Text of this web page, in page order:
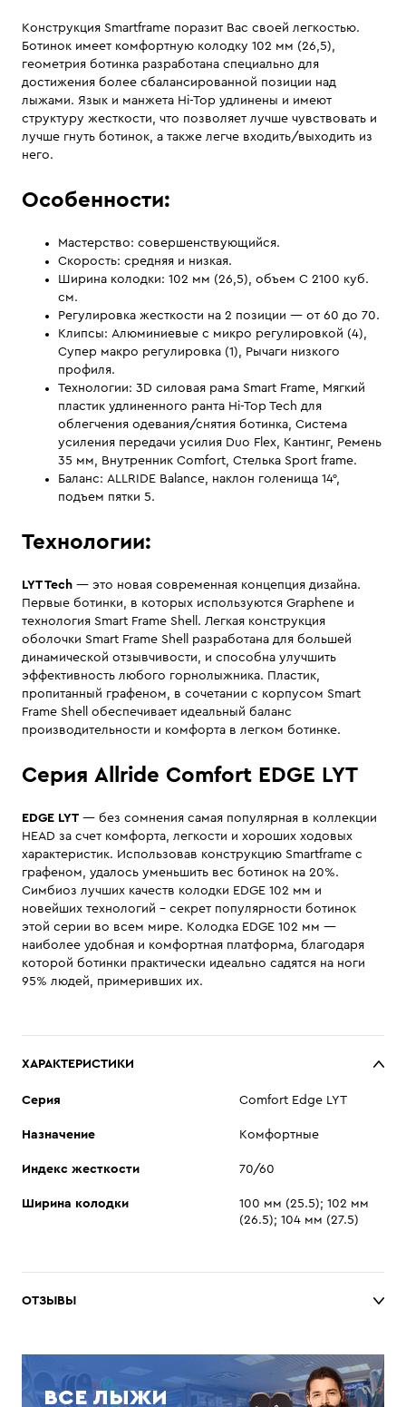
Конструкция Smartframe поразит Вас своей легкостью.
Ботинок имеет комфортную колодку 102 мм (26,5),
геометрия ботинка разработана специально для
достижения более сбалансированной позиции над
лыжами. Язык и манжета Hi-Top удлинены и имеют
структуру жесткости, что позволяет лучше чувствовать и
лучше гнуть ботинок, а также легче входить/выходить из
него.
Особенности:
Мастерство: совершенствующийся.
Скорость: cредняя и низкая.
Ширина колодки: 102 мм (26,5), объем C 2100 куб.
см.
Регулировка жесткости на 2 позиции — от 60 до 70.
Клипсы: Алюминиевые с микро регулировкой (4),
Супер макро регулировка (1), Рычаги низкого
профиля.
Технологии: 3D силовая рама Smart Frame, Мягкий
пластик удлиненного ранта Hi-Top Tech для
облегчения одевания/снятия ботинка, Система
усиления передачи усилия Duo Flex, Кантинг, Ремень
35 мм, Внутренник Comfort, Стелька Sport frame.
Баланс: ALLRIDE Balance, наклон голенища 14°,
подъем пятки 5.
Технологии:
LYT Tech — это новая современная концепция дизайна.
Первые ботинки, в которых используются Graphene и
технология Smart Frame Shell. Легкая конструкция
оболочки Smart Frame Shell разработана для большей
динамической отзывчивости, и способна улучшить
эффективность любого горнолыжника. Пластик,
пропитанный графеном, в сочетании с корпусом Smart
Frame Shell обеспечивает идеальный баланс
производительности и комфорта в легком ботинке.
Серия Allride Comfort EDGE LYT
EDGE LYT — без сомнения самая популярная в коллекции
HEAD за счет комфорта, легкости и хороших ходовых
характеристик. Использовав конструкцию Smartframe с
графеном, удалось уменьшить вес ботинок на 20%.
Симбиоз лучших качеств колодки EDGE 102 мм и
новейших технологий - секрет популярности ботинок
этой серии во всем мире. Колодка EDGE 102 мм —
наиболее удобная и комфортная платформа, благодаря
которой ботинки практически идеально садятся на ноги
95% людей, примеривших их.
ХАРАКТЕРИСТИКИ
Cерия Comfort Edge LYT
Назначение Комфортные
Индекс жесткости 70/60
Ширина колодки
100 мм (25.5); 102 мм
(26.5); 104 мм (27.5)
ОТЗЫВЫ
ВСЕ ЛЫЖИ